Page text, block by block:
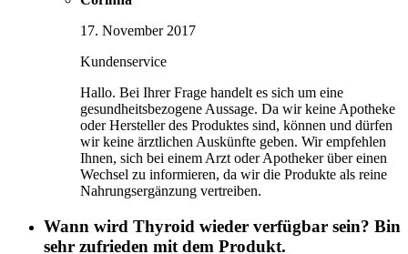
17. November 2017
Kundenservice
Hallo. Bei Ihrer Frage handelt es sich um eine
gesundheitsbezogene Aussage. Da wir keine Apotheke
oder Hersteller des Produktes sind, können und dürfen
wir keine ärztlichen Auskünfte geben. Wir empfehlen
Ihnen, sich bei einem Arzt oder Apotheker über einen
Wechsel zu informieren, da wir die Produkte als reine
Nahrungsergänzung vertreiben.
Wann wird Thyroid wieder verfügbar sein? Bin
sehr zufrieden mit dem Produkt.